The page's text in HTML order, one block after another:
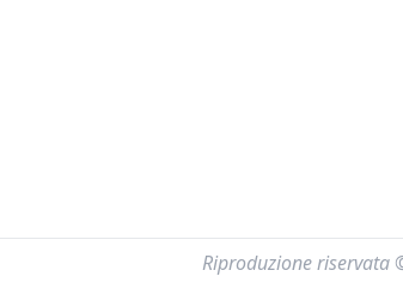
Riproduzione riservata